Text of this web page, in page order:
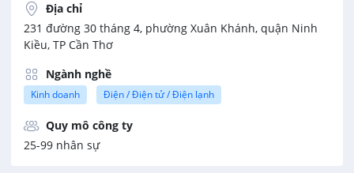
Địa chỉ
231 đường 30 tháng 4, phường Xuân Khánh, quận Ninh
Kiều, TP Cần Thơ
Ngành nghề
Kinh doanh Điện / Điện tử / Điện lạnh
Quy mô công ty
25-99 nhân sự